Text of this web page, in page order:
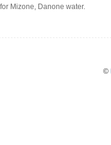
Mizone, Danone water.
©